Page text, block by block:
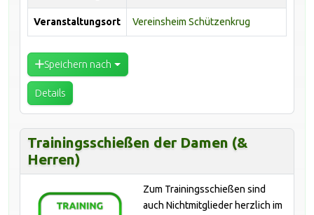
Veranstaltungsort Vereinsheim Schützenkrug
Speichern nach
Details
Trainingsschießen der Damen (&
Herren)
Zum Trainingsschießen sind
auch Nichtmitglieder herzlich im